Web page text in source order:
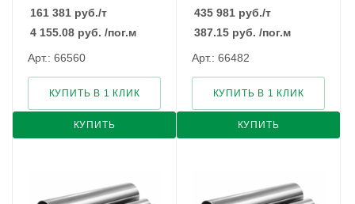
161 381 руб./т
4 155.08 руб. /пог.м
Арт.: 66560
КУПИТЬ
КУПИТЬ В 1 КЛИК
435 981 руб./т
387.15 руб. /пог.м
Арт.: 66482
КУПИТЬ
КУПИТЬ В 1 КЛИК